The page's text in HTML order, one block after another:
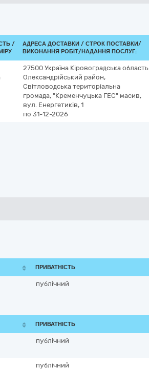
/
АДРЕСА ДОСТАВКИ / СТРОК ПОСТАВКИ/
ВИКОНАННЯ РОБІТ/НАДАННЯ ПОСЛУГ:
27500 Україна Кіровоградська область
Олександрійський район,
Світловодська територіальна
громада, "Кременчуцька ГЕС" масив,
вул. Енергетиків, 1
по 31-12-2026
ПРИВАТНІСТЬ
публічний
ПРИВАТНІСТЬ
публічний
публічний